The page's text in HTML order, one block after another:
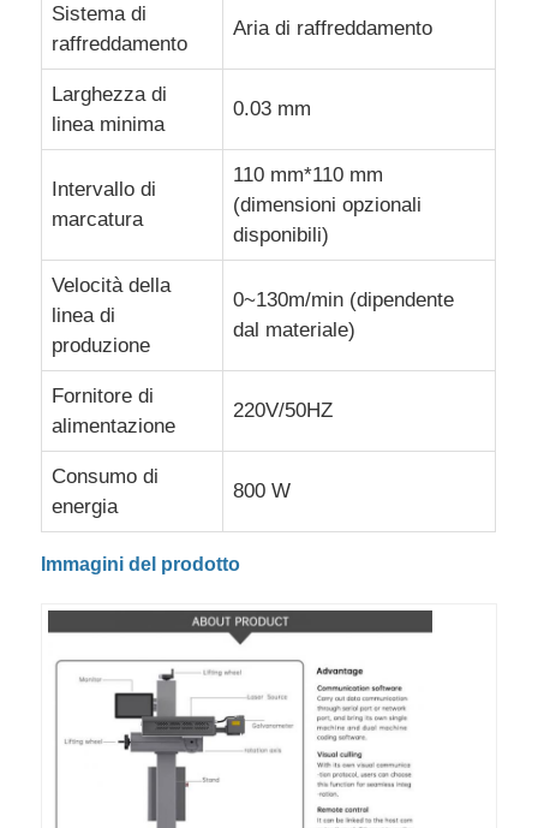
Sistema di
raffreddamento
Aria di raffreddamento
Larghezza di
linea minima
0.03 mm
Intervallo di
marcatura
110 mm*110 mm
(dimensioni opzionali
disponibili)
Velocità della
linea di
produzione
0~130m/min (dipendente
dal materiale)
Fornitore di
alimentazione
220V/50HZ
Consumo di
energia
800 W
Immagini del prodotto